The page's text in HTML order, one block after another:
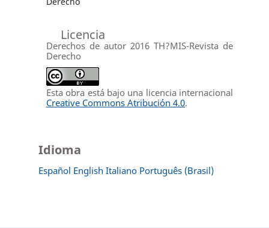
Licencia
Derechos de autor 2016 TH?MIS-Revista de
Derecho
Esta obra está bajo una licencia internacional
Creative Commons Atribución 4.0.
Idioma
Español English Italiano Português (Brasil)